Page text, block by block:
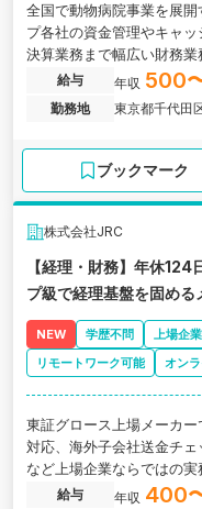
全国で動物病院事業を展
プ各社の資金管理やキャッ
決算業務まで幅広い財務業
給与 年収 500
勤務地
東京都千代田
ブックマーク
株式会社JRC
【経理・財務】年休
プ級で経理基盤を固める
NEW 学歴不問 上場企業
リモートワーク可能
オン
東証グロース上場メーカ
対応、海外子会社送金チ
など上場企業ならではの実
給与 年収 400